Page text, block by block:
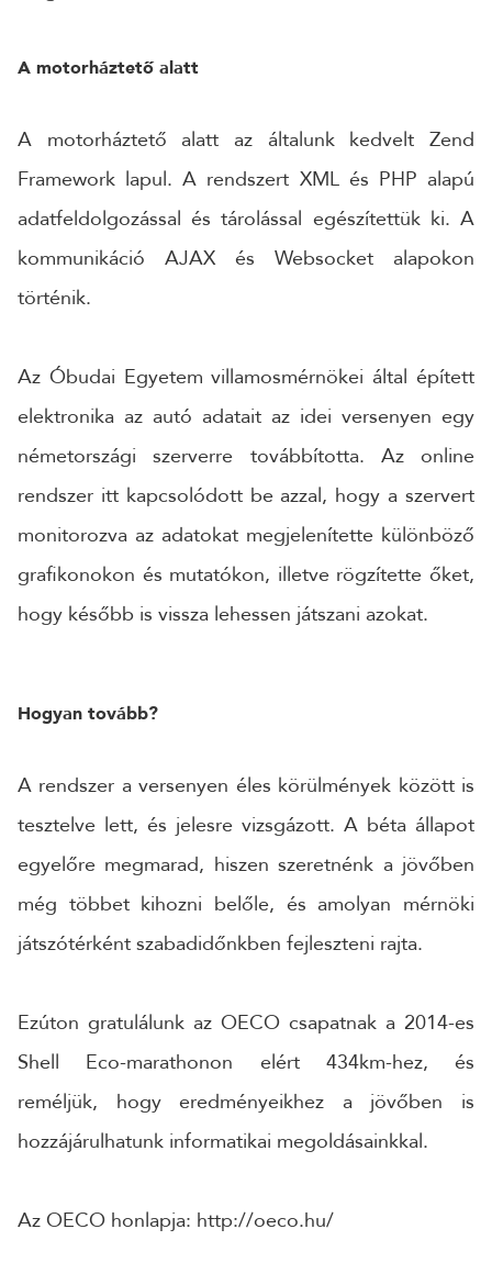
A motorháztető alatt
A motorháztető alatt az általunk kedvelt Zend
Framework lapul. A rendszert XML és PHP alapú
adatfeldolgozással és tárolással egészítettük ki. A
kommunikáció AJAX és Websocket alapokon
történik.
Az Óbudai Egyetem villamosmérnökei által épített
elektronika az autó adatait az idei versenyen egy
németországi szerverre továbbította. Az online
rendszer itt kapcsolódott be azzal, hogy a szervert
monitorozva az adatokat megjelenítette különböző
grafikonokon és mutatókon, illetve rögzítette őket,
hogy később is vissza lehessen játszani azokat.
Hogyan tovább?
A rendszer a versenyen éles körülmények között is
tesztelve lett, és jelesre vizsgázott. A béta állapot
egyelőre megmarad, hiszen szeretnénk a jövőben
még többet kihozni belőle, és amolyan mérnöki
játszótérként szabadidőnkben fejleszteni rajta.
Ezúton gratulálunk az OECO csapatnak a 2014-es
Shell Eco-marathonon elért 434km-hez, és
reméljük, hogy eredményeikhez a jövőben is
hozzájárulhatunk informatikai megoldásainkkal.
Az OECO honlapja: http://oeco.hu/